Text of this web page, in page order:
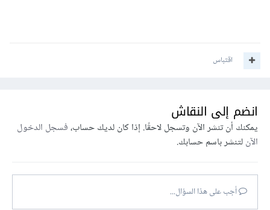
اقتباس
انضم إلى النقاش
يمكنك أن تنشر الآن وتسجل لاحقًا. إذا كان لديك حساب،فسجل الدخول
الآنلتنشر باسم حسابك.
أجب على هذا السؤال...